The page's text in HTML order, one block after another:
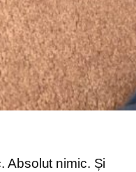
Absolut nimic. Și